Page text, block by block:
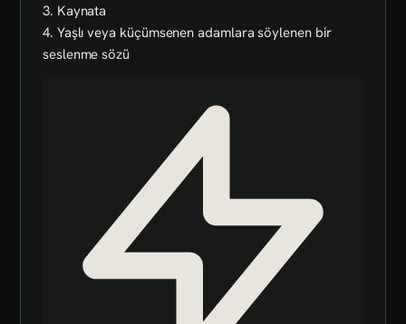
3. Kaynata
4. Yaşlı veya küçümsenen adamlara söylenen bir
seslenme sözü